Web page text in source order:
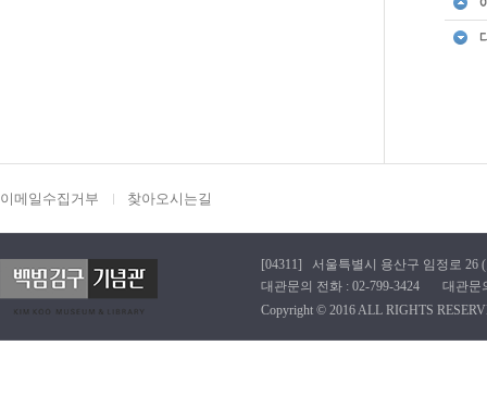
이메일수집거부 찾아오시는길
[04311] 서울특별시 용산구 임정로
대관문의 전화 : 02-799-3424 대관문
Copyright © 2016 ALL RIGHTS